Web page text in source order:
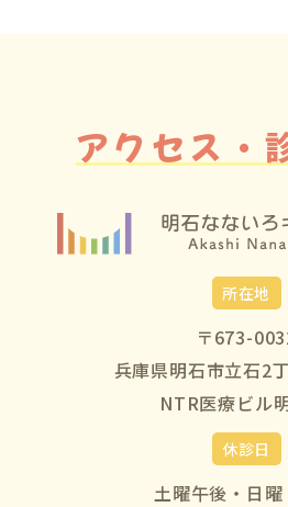
アクセス・
所在地
〒673-
兵庫県明石市立石2
NTR医療ビル
休診日
土曜午後・日曜